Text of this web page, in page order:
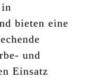
bieten eine
und
Einsatz